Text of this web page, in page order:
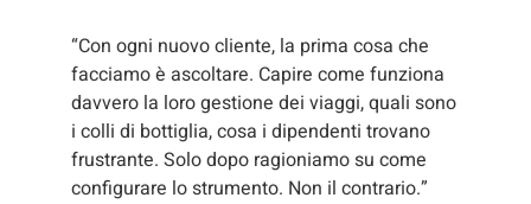
“Con ogni nuovo cliente, la prima cosa che
facciamo è ascoltare. Capire come funziona
davvero la loro gestione dei viaggi, quali sono
i colli di bottiglia, cosa i dipendenti trovano
frustrante. Solo dopo ragioniamo su come
configurare lo strumento. Non il contrario.”